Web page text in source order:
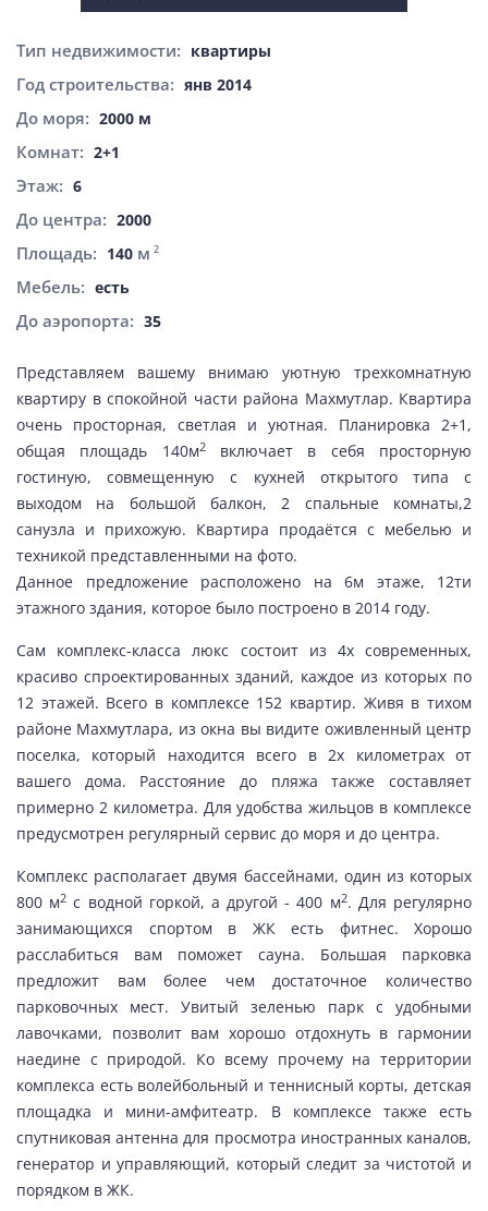
Тип недвижимости: квартиры
Год строительства: янв 2014
До моря: 2000 м
Комнат: 2+1
Этаж: 6
До центра: 2000
Площадь: 140 м 2
Мебель: есть
До аэропорта: 35
Представляем вашему внимаю уютную трехкомнатную
квартиру в спокойной части района Махмутлар. Квартира
очень просторная, светлая и уютная. Планировка 2+1,
общая площадь 140м2включает в себя просторную
гостиную, совмещенную с кухней открытого типа с
выходом на большой балкон, 2 спальные комнаты,2
санузла и прихожую. Квартира продаётся с мебелью и
техникой представленными на фото.
Данное предложение расположено на 6м этаже, 12ти
этажного здания, которое было построено в 2014 году.
Сам комплекс-класса люкс состоит из 4х современных,
красиво спроектированных зданий, каждое из которых по
12 этажей. Всего в комплексе 152 квартир. Живя в тихом
районе Махмутлара, из окна вы видите оживленный центр
поселка, который находится всего в 2х километрах от
вашего дома. Расстояние до пляжа также составляет
примерно 2 километра. Для удобства жильцов в комплексе
предусмотрен регулярный сервис до моря и до центра.
Комплекс располагает двумя бассейнами, один из которых
800 м2 с водной горкой, а другой - 400 м2. Для регулярно
занимающихся спортом в ЖК есть фитнес. Хорошо
расслабиться вам поможет сауна. Большая парковка
предложит вам более чем достаточное количество
парковочных мест. Увитый зеленью парк с удобными
лавочками, позволит вам хорошо отдохнуть в гармонии
наедине с природой. Ко всему прочему на территории
комплекса есть волейбольный и теннисный корты, детская
площадка и мини-амфитеатр. В комплексе также есть
спутниковая антенна для просмотра иностранных каналов,
генератор и управляющий, который следит за чистотой и
порядком в ЖК.